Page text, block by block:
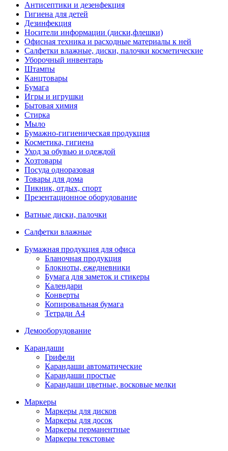
Антисептики и дезенфекция
Гигиена для детей
Дезинфекция
Носители информации (диски,флешки)
Офисная техника и расходные материалы к ней
Салфетки влажные, диски, палочки косметические
Уборочный инвентарь
Штампы
Канцтовары
Бумага
Игры и игрушки
Бытовая химия
Стирка
Мыло
Бумажно-гигиеническая продукция
Косметика, гигиена
Уход за обувью и одеждой
Хозтовары
Посуда одноразовая
Товары для дома
Пикник, отдых, спорт
Презентационное оборудование
Ватные диски, палочки
Салфетки влажные
Бумажная продукция для офиса
Бланочная продукция
Блокноты, ежедневники
Бумага для заметок и стикеры
Календари
Конверты
Копировальная бумага
Тетради А4
Демооборудование
Карандаши
Грифели
Карандаши автоматические
Карандаши простые
Карандаши цветные, восковые мелки
Маркеры
Маркеры для дисков
Маркеры для досок
Маркеры перманентные
Маркеры текстовые